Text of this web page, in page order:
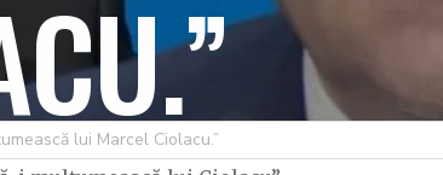
2026 246 LIKES
lui Marcel Ciolacu.”